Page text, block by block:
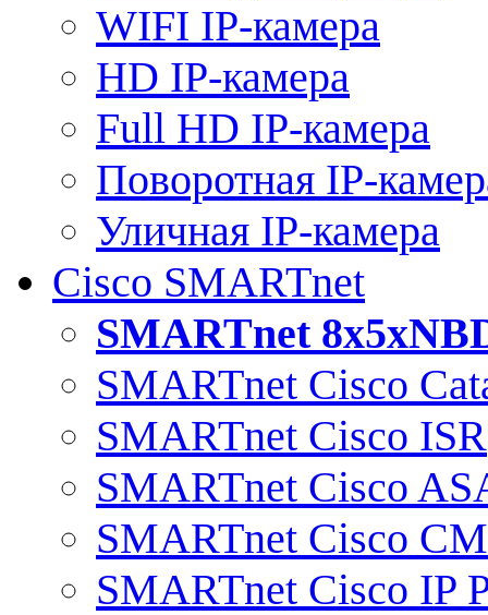
WIFI IP-камера
HD IP-камера
Full HD IP-камера
Поворотная IP-
Уличная IP-камера
Cisco SMARTnet
SMARTnet
SMARTnet Cisco
SMARTnet Cisco ISR
SMARTnet Cisco
SMARTnet Cisco
SMARTnet Cisco IP